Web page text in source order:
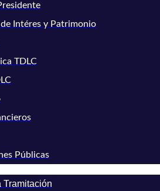
Intéres y Patrimonio
TDLC
Públicas
Tramitación